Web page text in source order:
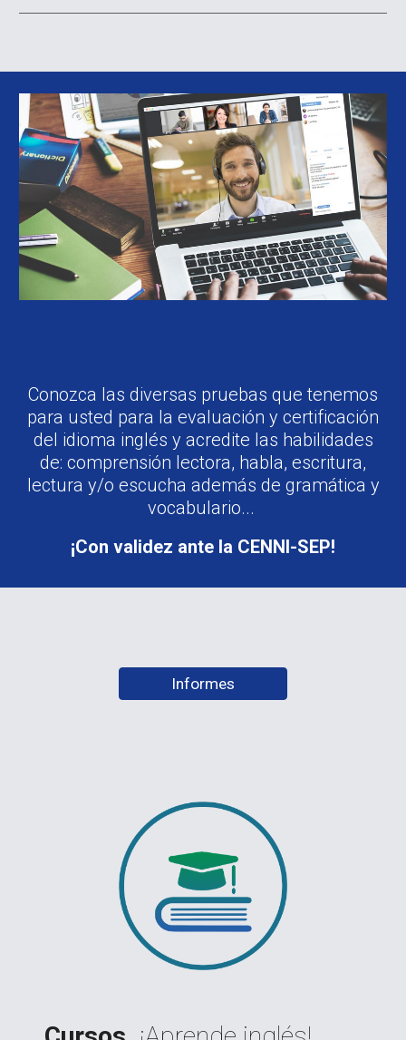
Conozca las diversas pruebas que tenemos
para usted para la evaluación y certificación
del idioma inglés y acredite las habilidades
de: comprensión lectora, habla, escritura,
lectura y/o escucha además de gramática y
vocabulario...
¡Con validez ante la CENNI-SEP!
Informes